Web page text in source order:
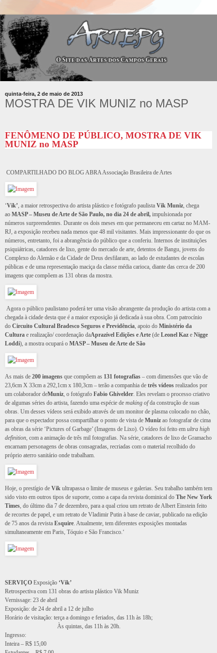
quinta-feira, 2 de maio de 2013
MOSTRA DE VIK MUNIZ no MASP
FENÔMENO DE PÚBLICO, MOSTRA DE VIK
MUNIZ no MASP
COMPARTILHADO DO BLOG ABRA Associação Brasileira de Artes
‘Vik’, a maior retrospectiva do artista plástico e fotógrafo paulista Vik Muniz, chega
ao MASP – Museu de Arte de São Paulo, no dia 24 de abril, impulsionada por
números surpreendentes. Durante os dois meses em que permaneceu em cartaz no MAM-
RJ, a exposição recebeu nada menos que 48 mil visitantes. Mais impressionante do que os
números, entretanto, foi a abrangência do público que a conferiu. Internos de instituições
psiquiátricas, catadores de lixo, gente do mercado de arte, detentos de Bangu, jovens do
Complexo do Alemão e da Cidade de Deus desfilaram, ao lado de estudantes de escolas
públicas e de uma representação maciça da classe média carioca, diante das cerca de 200
imagens que compõem as 131 obras da mostra.
Agora o público paulistano poderá ter uma visão abrangente da produção do artista com a
chegada à cidade desta que é a maior exposição já dedicada à sua obra. Com patrocínio
do Circuito Cultural Bradesco Seguros e Previdência, apoio do Ministério da
Cultura e realização/ coordenação daAprazível Edições e Arte (de Leonel Kaz e Nigge
Loddi), a mostra ocupará o MASP – Museu de Arte de São
As mais de 200 imagens que compõem as 131 fotografias – com dimensões que vão de
23,6cm X 33cm a 292,1cm x 180,3cm – terão a companhia de três vídeos realizados por
um colaborador deMuniz, o fotógrafo Fabio Ghivelder. Eles revelam o processo criativo
de algumas séries do artista, fazendo uma espécie de making ofda construção de suas
obras. Um desses vídeos será exibido através de um monitor de plasma colocado no chão,
para que o espectador possa compartilhar o ponto de vista de Muniz ao fotografar de cima
as obras da série ‘Pictures of Garbage’ (Imagens de Lixo). O vídeo foi feito em ultra high
definition, com a animação de três mil fotografias. Na série, catadores de lixo de Gramacho
encarnam personagens de obras consagradas, recriadas com o material recolhido do
próprio aterro sanitário onde trabalham.
Hoje, o prestígio de Vik ultrapassa o limite de museus e galerias. Seu trabalho também tem
sido visto em outros tipos de suporte, como a capa da revista dominical do The New York
Times, do último dia 7 de dezembro, para a qual criou um retrato de Albert Einstein feito
de recortes de papel, e um retrato de Vladimir Putin à base de caviar, publicado na edição
de 75 anos da revista Esquire. Atualmente, tem diferentes exposições montadas
simultaneamente em Paris, Tóquio e São Francisco.‘
SERVIÇO Exposição ‘Vik’
Retrospectiva com 131 obras do artista plástico Vik Muniz
Vernissage: 23 de abril
Exposição: de 24 de abril a 12 de julho
Horário de visitação: terça a domingo e feriados, das 11h às 18h;
Às quintas, das 11h às 20h.
Ingresso:
Inteira – R$ 15,00